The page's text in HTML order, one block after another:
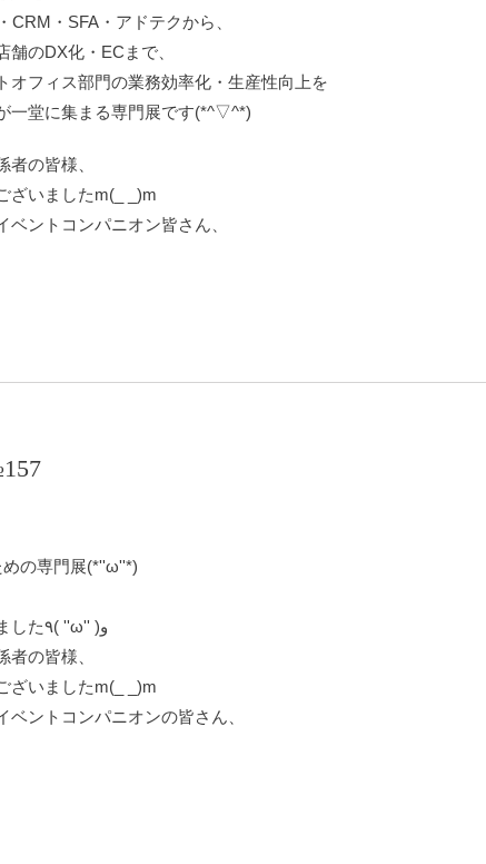
・SFA・アドテクから、
舗のDX化・ECまで、
オフィス部門の業務効率化・生産性向上を
一堂に集まる専門展です(*^▽^*)
者の皆様、
ざいましたm(_ _)m
ントコンパニオン皆さん、
めの専門展(*''ω''*)
東京ビッグサイトで開催されました٩( ''ω'' )و
者の皆様、
ざいましたm(_ _)m
ントコンパニオンの皆さん、